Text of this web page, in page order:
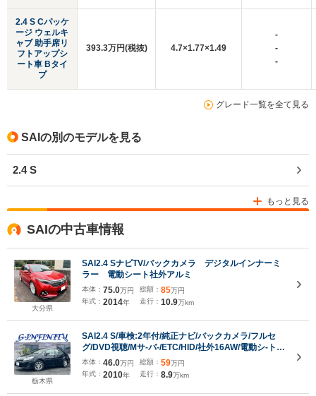
2.4 S Cパッケ
ージ ウェルキ
ャブ 助手席リ
フトアップシ
ート車 Bタイ
プ
393.3万円(税抜) 4.7×1.77×1.49
-
-
-
グレード一覧を全て見る
SAIの別のモデルを見る
2.4 S
もっと見る
SAIの中古車情報
大分県
SAI2.4 SナビTV/バックカメラ デジタルインナーミ
ラー 電動シート社外アルミ
本体： 75.0万円
年式： 2014年
総額： 85万円
走行： 10.9万km
栃木県
SAI2.4 S/車検:2年付/純正ナビ/バックカメラ/フルセ
グ/DVD視聴/Mサ-バ-/ETC/HID/社外16AW/電動シ-ト/
革巻ステア/スマ-トキ-/AUTOエアコン/バイザ-/Wミ
ラ-/Tチェ-ン
本体： 46.0万円
年式： 2010年
総額： 59万円
走行： 8.9万km